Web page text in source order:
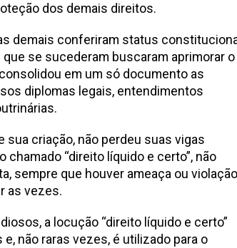
dos demais direitos.
demais conferiram status
se sucederam buscaram aprimorar o
em um só documento as
diplomas legais, entendimentos
criação, não perdeu suas vigas
“direito líquido e certo”, não
sempre que houver ameaça ou violação
as vezes.
a locução “direito líquido e certo”
não raras vezes, é utilizado para o